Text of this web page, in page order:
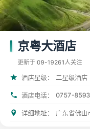
京粤大酒店
更新于 09-19261人关注
酒店星级： 二星级酒店
酒店电话： 0757-
详细地址： 广东省佛山